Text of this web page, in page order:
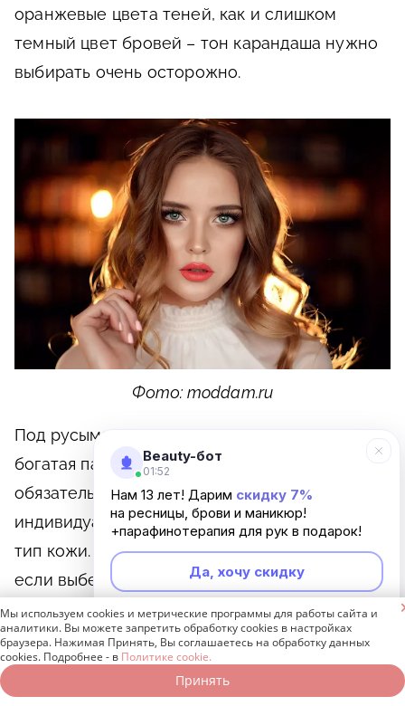
оранжевые цвета теней, как и слишком
темный цвет бровей – тон карандаша нужно
выбирать очень осторожно.
Фото: moddam.ru
Под русыми волосами понимается очень
богатая палитра оттенков, так что макияж
обязательно должен учитывать
индивидуальные особенности внешности и
тип кожи. Пепельные блондинки не ошибутся,
если выберут для макияжа серую гамму или
тени с фиолетовым отливом холодных тонов.
Универсальный макияж
Beauty-бот
01:52
Нам 13 лет! Дарим скидку 7%
на ресницы, брови и маникюр!
+парафинотерапия для рук в подарок!
Да, хочу скидку
Неинтересно
Мы используем cookies и метрические программы для работы сайта и
аналитики. Вы можете запретить обработку cookies в настройках
браузера. Нажимая Принять, Вы соглашаетесь на обработку данных
cookies. Подробнее - в Политике cookie.
Принять